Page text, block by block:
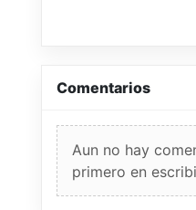
Comentarios
Aun no hay
primero en